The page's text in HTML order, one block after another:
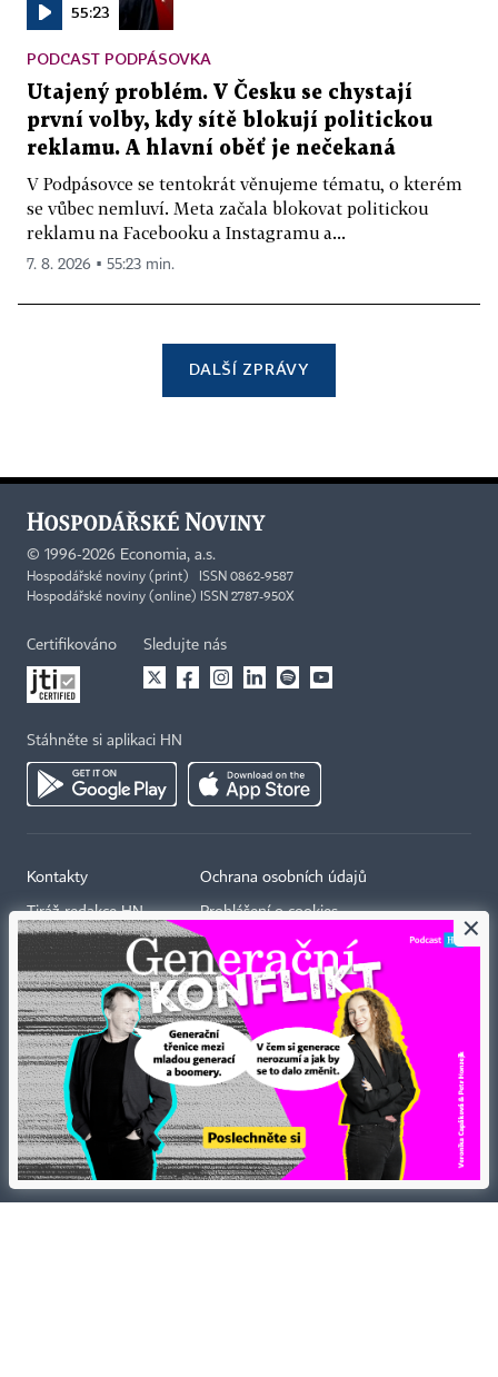
55:23
PODCAST PODPÁSOVKA
Utajený problém. V Česku se chystají
první volby, kdy sítě blokují politickou
reklamu. A hlavní oběť je nečekaná
V Podpásovce se tentokrát věnujeme tématu, o kterém
se vůbec nemluví. Meta začala blokovat politickou
reklamu na Facebooku a Instagramu a...
7. 8. 2026 ▪ 55:23 min.
DALŠÍ ZPRÁVY
© 1996-2026 Economia, a.s.
Hospodářské noviny (print) ISSN 0862-9587
Hospodářské noviny (online) ISSN 2787-950X
Certifikováno Sledujte nás
Stáhněte si aplikaci HN
Kontakty
Tiráž redakce HN
Economia
Kariéra v HN
Ceník inzerce
Ochrana osobních údajů
Prohlášení o cookies
Nastavení soukromí
Všeobecné smluvní podmínky
Koupit / darovat předplatné
Eventy
Newslettery
RSS kanály
×